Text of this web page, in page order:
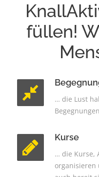
füllen!
… die Lust
Kurse
… die Kurse,